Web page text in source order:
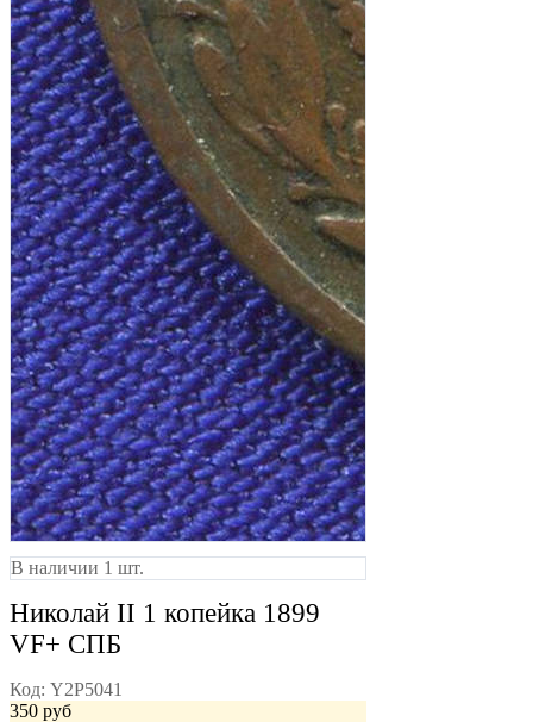
В наличии 1 шт.
Николай II 1 копейка 1899
VF+ СПБ
Код: Y2P5041
350 руб